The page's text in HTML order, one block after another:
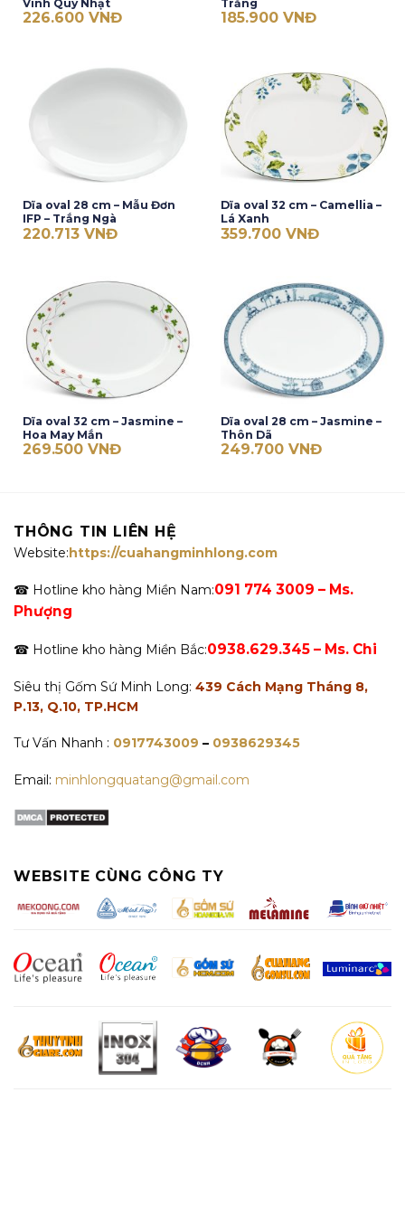
Vinh Quy Nhạt
226.600 VNĐ
Trắng
185.900 VNĐ
Dĩa oval 28 cm – Mẫu Đơn
IFP – Trắng Ngà
220.713 VNĐ
Dĩa oval 32 cm – Camellia –
Lá Xanh
359.700 VNĐ
Dĩa oval 32 cm – Jasmine –
Hoa May Mắn
269.500 VNĐ
Dĩa oval 28 cm – Jasmine –
Thôn Dã
249.700 VNĐ
THÔNG TIN LIÊN HỆ
Website:https://cuahangminhlong.com
☎ Hotline kho hàng Miền Nam:091 774 3009 – Ms.
Phượng
☎ Hotline kho hàng Miền Bắc:0938.629.345 – Ms. Chi
Siêu thị Gốm Sứ Minh Long: 439 Cách Mạng Tháng 8,
P.13, Q.10, TP.HCM
Tư Vấn Nhanh : 0917743009 – 0938629345
Email: minhlongquatang@gmail.com
WEBSITE CÙNG CÔNG TY